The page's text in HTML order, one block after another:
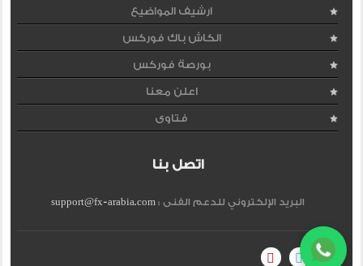
ارشيف المواضيع
الكاش باك فوركس
بورصة فوركس
اعلن معنا
فتاوى
اتصل بنا
البريد الإلكتروني للدعم الفنى :support@fx-arabia.com